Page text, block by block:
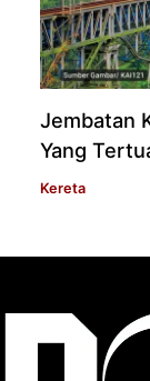
Jembatan
Yang
Kereta